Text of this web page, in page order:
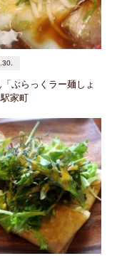
「ぶらっくラー麺しょ
家町